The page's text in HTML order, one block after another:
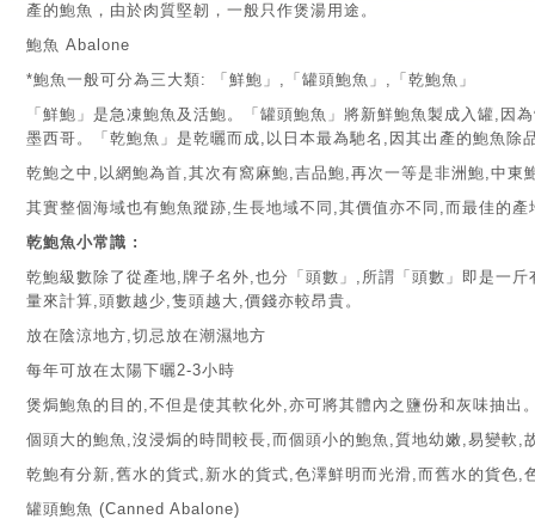
產的鮑魚，由於肉質堅韌，一般只作煲湯用途。
鮑魚 Abalone
*鮑魚一般可分為三大類: 「鮮鮑」,「罐頭鮑魚」,「乾鮑魚」
「鮮鮑」是急凍鮑魚及活鮑。「罐頭鮑魚」將新鮮鮑魚製成入罐,因
墨西哥。「乾鮑魚」是乾曬而成,以日本最為馳名,因其出產的鮑魚除
乾鮑之中,以網鮑為首,其次有窩麻鮑,吉品鮑,再次一等是非洲鮑,中東
其實整個海域也有鮑魚蹤跡,生長地域不同,其價值亦不同,而最佳的產
乾鮑魚小常識 :
乾鮑級數除了從產地,牌子名外,也分「頭數」,所謂「頭數」即是一
量來計算,頭數越少,隻頭越大,價錢亦較昂貴。
放在陰涼地方,切忌放在潮濕地方
每年可放在太陽下曬2-3小時
煲焗鮑魚的目的,不但是使其軟化外,亦可將其體內之鹽份和灰味抽出
個頭大的鮑魚,沒浸焗的時間較長,而個頭小的鮑魚,質地幼嫩,易變軟,
乾鮑有分新,舊水的貨式,新水的貨式,色澤鮮明而光滑,而舊水的貨色,
罐頭鮑魚 (Canned Abalone)